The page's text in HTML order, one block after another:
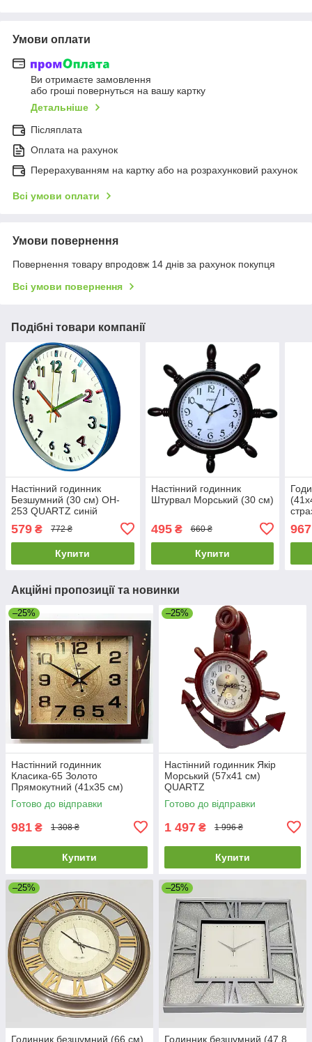
Умови оплати
Ви отримаєте замовлення
або гроші повернуться на вашу картку
Детальніше
Післяплата
Оплата на рахунок
Перерахуванням на картку або на розрахунковий рахунок
Всі умови оплати
Умови повернення
Повернення товару впродовж 14 днів за рахунок покупця
Всі умови повернення
Подібні товари компанії
Настінний годинник
Безшумний (30 см) OH-
253 QUARTZ синій
579 ₴ 772 ₴
Купити
Настінний годинник
Штурвал Морський (30 см)
495₴ 660 ₴
Купити
Акційні пропозиції та новинки
–25%
Настінний годинник
Класика-65 Золото
Прямокутний (41х35 cм)
Готово до відправки
981 ₴ 1 308 ₴
Купити
–25%
Настінний годинник Якір
Морський (57х41 см)
QUARTZ
Готово до відправки
1 497 ₴ 1 996 ₴
Купити
–25%
Годинник безшумний (66 см)
–25%
Годинник безшумний (47,8